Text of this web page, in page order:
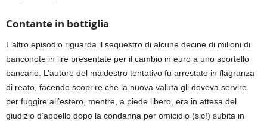
Contante in bottiglia
L’altro episodio riguarda il sequestro di alcune decine di milioni di
banconote in lire presentate per il cambio in euro a uno sportello
bancario. L’autore del maldestro tentativo fu arrestato in flagranza
di reato, facendo scoprire che la nuova valuta gli doveva servire
per fuggire all’estero, mentre, a piede libero, era in attesa del
giudizio d’appello dopo la condanna per omicidio (sic!) subita in